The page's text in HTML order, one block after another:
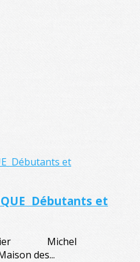
Débutants et
atelier Michel
des...